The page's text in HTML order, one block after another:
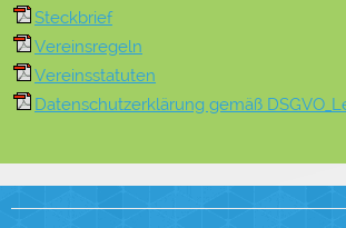
Steckbrief
Vereinsregeln
Vereinsstatuten
Datenschutzerklärung gemäß